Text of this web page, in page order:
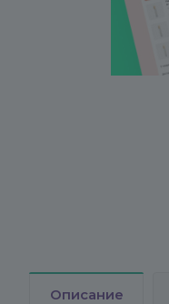
Описание